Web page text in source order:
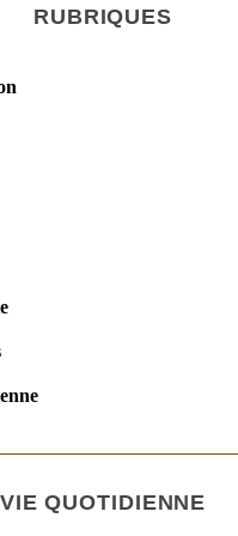
RUBRIQUES
VIE QUOTIDIENNE